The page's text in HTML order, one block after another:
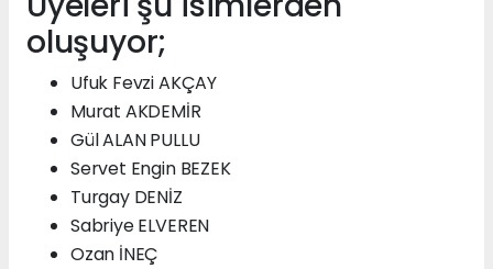
oluşuyor;
Ufuk Fevzi AKÇAY
Murat AKDEMİR
Gül ALAN PULLU
Servet Engin BEZEK
Turgay DENİZ
Sabriye ELVEREN
Ozan İNEÇ